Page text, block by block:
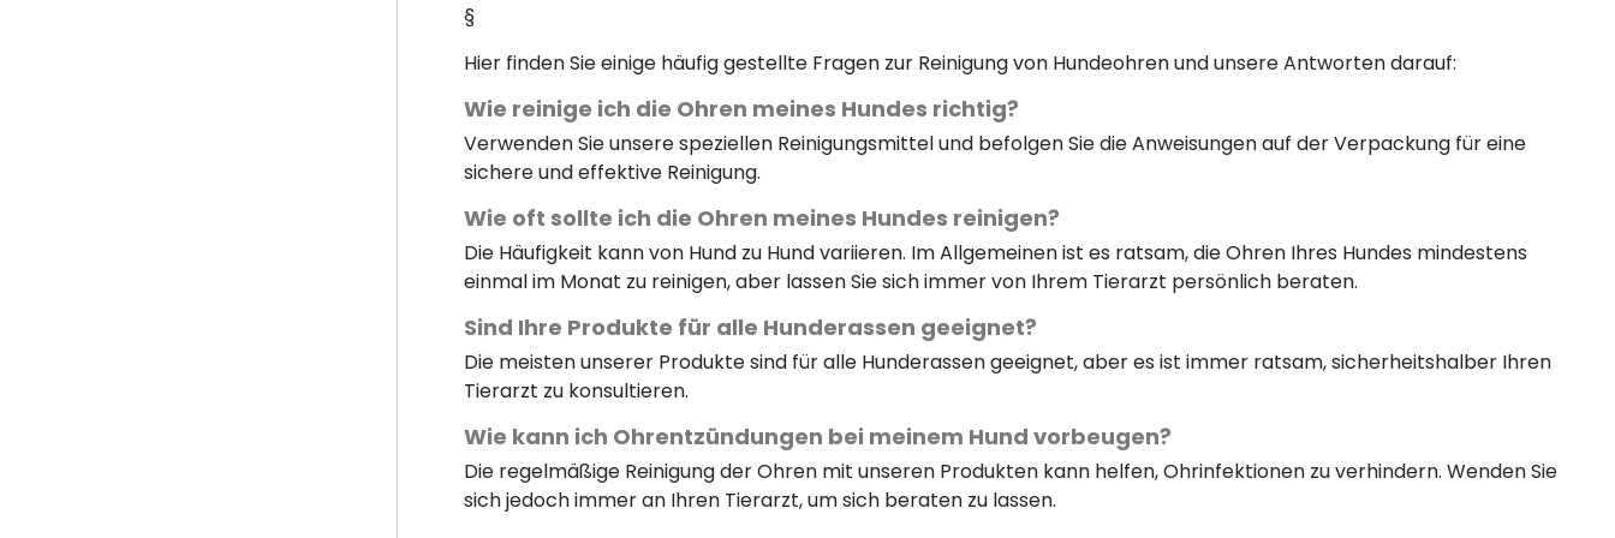
§
Hier finden Sie einige häufig gestellte Fragen zur Reinigung von Hundeohren und unsere Antworten darauf:
Wie reinige ich die Ohren meines Hundes richtig?
Verwenden Sie unsere speziellen Reinigungsmittel und befolgen Sie die Anweisungen auf der Verpackung für eine
sichere und effektive Reinigung.
Wie oft sollte ich die Ohren meines Hundes reinigen?
Die Häufigkeit kann von Hund zu Hund variieren. Im Allgemeinen ist es ratsam, die Ohren Ihres Hundes mindestens
einmal im Monat zu reinigen, aber lassen Sie sich immer von Ihrem Tierarzt persönlich beraten.
Sind Ihre Produkte für alle Hunderassen geeignet?
Die meisten unserer Produkte sind für alle Hunderassen geeignet, aber es ist immer ratsam, sicherheitshalber Ihren
Tierarzt zu konsultieren.
Wie kann ich Ohrentzündungen bei meinem Hund vorbeugen?
Die regelmäßige Reinigung der Ohren mit unseren Produkten kann helfen, Ohrinfektionen zu verhindern. Wenden Sie
sich jedoch immer an Ihren Tierarzt, um sich beraten zu lassen.